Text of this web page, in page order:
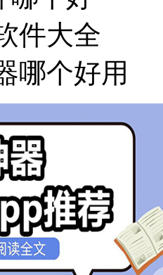
件大全
哪个好用